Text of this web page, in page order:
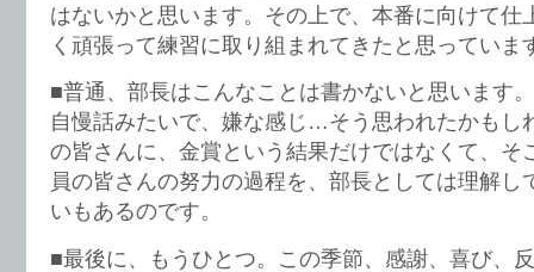
はないかと思います。その上で、本番に向けて仕
く頑張って練習に取り組まれてきたと思っていま
■普通、部長はこんなことは書かないと思います
自慢話みたいで、嫌な感じ…そう思われたかもし
の皆さんに、金賞という結果だけではなくて、そ
員の皆さんの努力の過程を、部長としては理解し
いもあるのです。
■最後に、もうひとつ。この季節、感謝、喜び、